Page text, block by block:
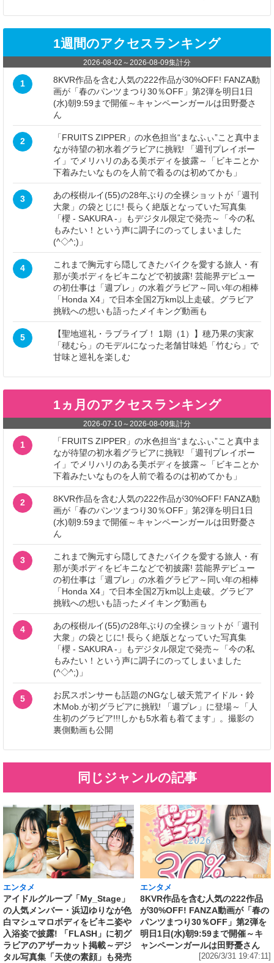
1週間のアクセスランキング
2026-08-02 ～2026-08-09集計分
1
8KVR作品を含む人気の222作品が30%OFF! FANZA動
画が「春のパンツまつり30％OFF」第2弾を明日1日
(水)朝9:59まで開催～キャンペーンガールは田野憂さ
ん
2
「FRUITS ZIPPER」の水色担当“まなふぃ”こと真中ま
なが待望の初水着グラビアに挑戦! 「週刊プレイボー
イ」でメリハリのある美ボディを披露～「ビキニとか
下着みたいなものを人前で着るのは初めてかも」
3
あの桜樹ルイ(55)の28年ぶりの全裸ショットが「週刊
大衆」の袋とじに! 長らく絶版となっていた写真集
「櫻 - SAKURA -」もデジタル限定で発売～「今の私
もみたい！という声に調子にのってしまいました
(^◇^;)」
4
これまで胸元すら隠してきたバイクを愛する旅人・有
那が美ボディをビキニなどで初披露! 芸能界デビュー
の初仕事は「週プレ」の水着グラビア～同い年の相棒
「Honda X4」で日本全国2万km以上走破。グラビア
挑戦への想いも語ったメイキング動画も
5
【聖地巡礼・ラブライブ！ 1期（1）】穂乃果の実家
「穂むら」のモデルになった老舗甘味処「竹むら」で
甘味と巡礼を楽しむ
1ヵ月のアクセスランキング
2026-07-10～2026-08-09集計分
1
「FRUITS ZIPPER」の水色担当“まなふぃ”こと真中ま
なが待望の初水着グラビアに挑戦! 「週刊プレイボー
イ」でメリハリのある美ボディを披露～「ビキニとか
下着みたいなものを人前で着るのは初めてかも」
2
8KVR作品を含む人気の222作品が30%OFF! FANZA動
画が「春のパンツまつり30％OFF」第2弾を明日1日
(水)朝9:59まで開催～キャンペーンガールは田野憂さ
ん
3
これまで胸元すら隠してきたバイクを愛する旅人・有
那が美ボディをビキニなどで初披露! 芸能界デビュー
の初仕事は「週プレ」の水着グラビア～同い年の相棒
「Honda X4」で日本全国2万km以上走破。グラビア
挑戦への想いも語ったメイキング動画も
4
あの桜樹ルイ(55)の28年ぶりの全裸ショットが「週刊
大衆」の袋とじに! 長らく絶版となっていた写真集
「櫻 - SAKURA -」もデジタル限定で発売～「今の私
もみたい！という声に調子にのってしまいました
(^◇^;)」
5
お尻スポンサーも話題のNGなし破天荒アイドル・鈴
木Mob.が初グラビアに挑戦! 「週プレ」に登場～「人
生初のグラビア!!!しかも5水着も着てます」。撮影の
裏側動画も公開
同じジャンルの記事
エンタメ
アイドルグループ「My_Stage」
の人気メンバー・浜辺ゆりなが色
白マシュマロボディをビキニ姿や
入浴姿で披露! 「FLASH」に初グ
ラビアのアザーカット掲載～デジ
タル写真集「天使の素顔」も発売
エンタメ
8KVR作品を含む人気の222作品
が30%OFF! FANZA動画が「春の
パンツまつり30％OFF」第2弾を
明日1日(水)朝9:59まで開催～キ
ャンペーンガールは田野憂さん
[2026/3/31 19:47:11]